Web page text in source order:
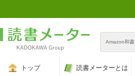
Amazon和書
トップ 読書メーターとは